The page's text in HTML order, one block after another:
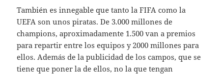
También es innegable que tanto la FIFA como la
UEFA son unos piratas. De 3.000 millones de
champions, aproximadamente 1.500 van a premios
para repartir entre los equipos y 2000 millones para
ellos. Además de la publicidad de los campos, que se
tiene que poner la de ellos, no la que tengan